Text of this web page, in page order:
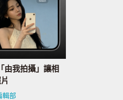
由我拍攝」讓相
輯部